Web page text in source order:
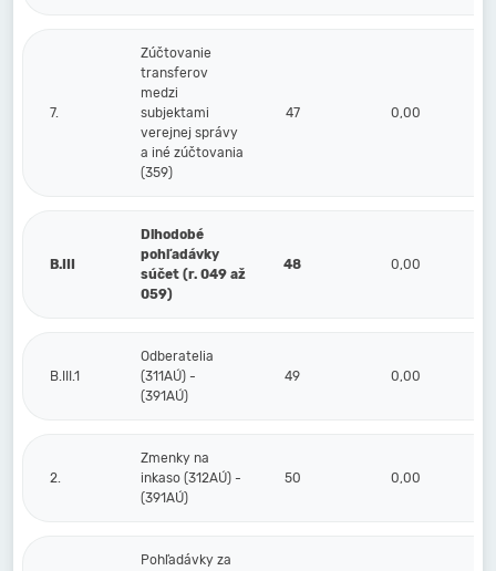
7.
Zúčtovanie
transferov
medzi
subjektami
verejnej správy
a iné zúčtovania
(359)
47 0,00
B.III
Dlhodobé
pohľadávky
súčet (r. 049 až
059)
48 0,00
B.III.1
Odberatelia
(311AÚ) -
(391AÚ)
49 0,00
2.
Zmenky na
inkaso (312AÚ) -
(391AÚ)
50 0,00
Pohľadávky za